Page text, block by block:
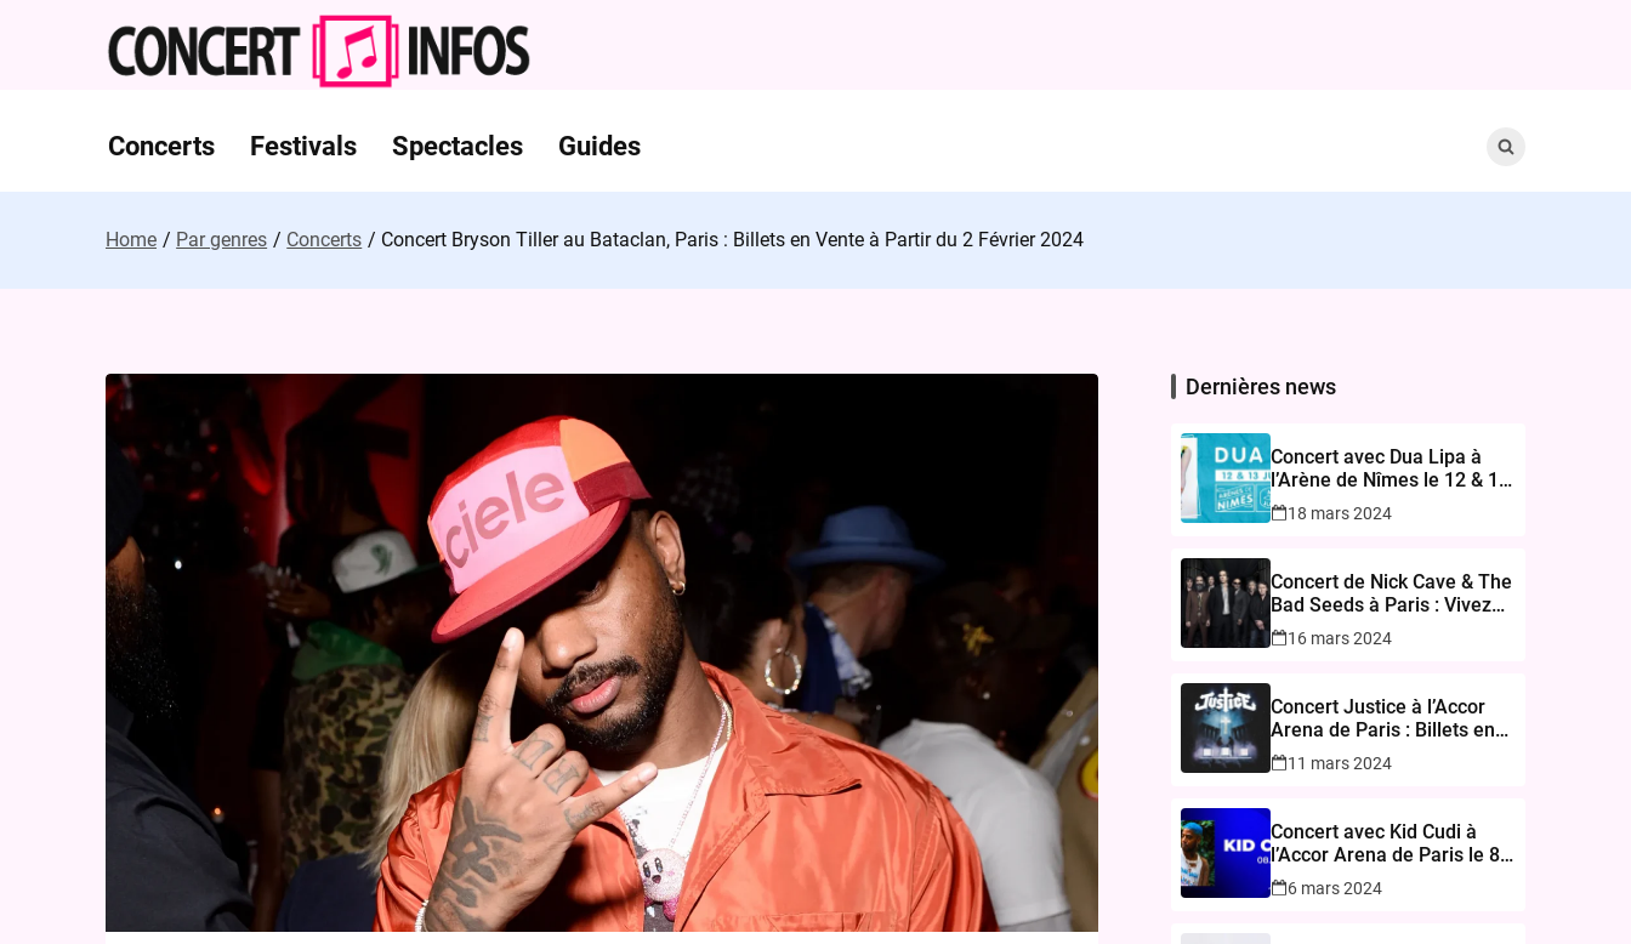
Concerts Festivals Spectacles Guides
for:
Home Par genres Concerts Concert Bryson Tiller au Bataclan, Paris : Billets en Vente à Partir du 2 Février 2024
Dernières news
Concert avec Dua Lipa à
l’Arène de Nîmes le 12 & 13
juin 2024 – Réservez vos
Billets
18 mars 2024
Concert de Nick Cave & The
Bad Seeds à Paris : Vivez
une Expérience Inoubliable
à l’Accor Arena le 17
16 mars 2024
Concert Justice à l’Accor
Arena de Paris : Billets en
Vente le 15 Mars 2024
11 mars 2024
Concert avec Kid Cudi à
l’Accor Arena de Paris le 8
mars 2025
6 mars 2024